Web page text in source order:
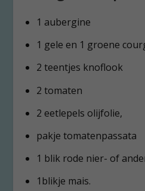
1 aubergine
1 gele en 1 groene
2 teentjes knoflook
2 tomaten
2 eetlepels olijfolie,
pakje tomatenpassata
1 blik rode nier- of
1blikje mais.